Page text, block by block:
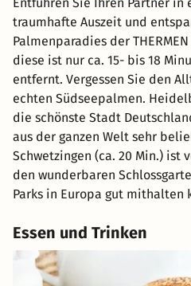
traumhafte Auszeit und
Palmenparadies der THERMEN
diese ist nur ca. 15- bis 18
entfernt. Vergessen Sie den
echten Südseepalmen.
die schönste Stadt
aus der ganzen Welt sehr
Schwetzingen (ca. 20 Min.) ist
den wunderbaren
Parks in Europa gut mithalten
Essen und Trinken